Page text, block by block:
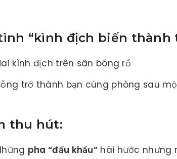
“kình địch biến thành
kình địch trên sân bóng rổ
trở thành bạn cùng phòng sau
thu hút:
pha “đấu khẩu” hài hước nhưng